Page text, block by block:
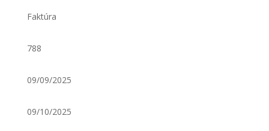
Faktúra
788
09/09/2025
09/10/2025